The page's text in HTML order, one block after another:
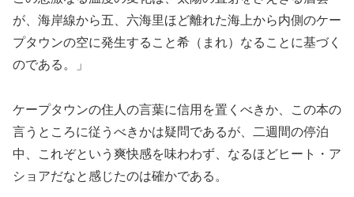
が、海岸線から五、六海里ほど離れた海上から内側のケー
プタウンの空に発生すること希（まれ）なることに基づく
のである。」
ケープタウンの住人の言葉に信用を置くべきか、この本の
言うところに従うべきかは疑問であるが、二週間の停泊
中、これぞという爽快感を味わわず、なるほどヒート・ア
ショアだなと感じたのは確かである。